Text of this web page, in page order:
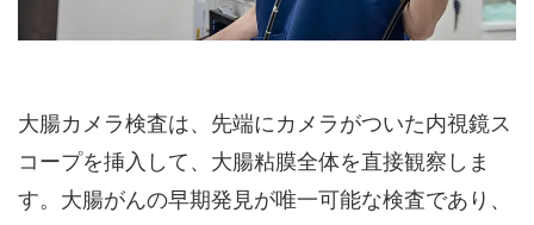
大腸カメラ検査は、先端にカメラがついた内視鏡ス
コープを挿入して、大腸粘膜全体を直接観察しま
す。大腸がんの早期発見が唯一可能な検査であり、